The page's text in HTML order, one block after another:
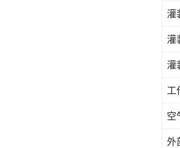
灌
灌
灌
工
空
外